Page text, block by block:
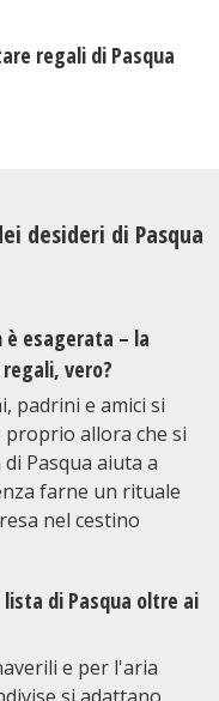
regali di Pasqua
desideri di Pasqua
è esagerata – la
vero?
padrini e amici si
proprio allora che si
Pasqua aiuta a
farne un rituale
nel cestino
di Pasqua oltre ai
e per l'aria